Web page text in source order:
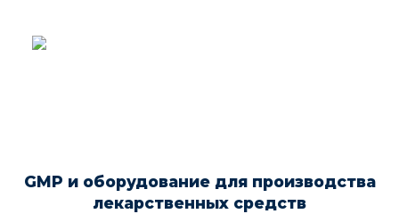
GMP и оборудование для производства
лекарственных средств